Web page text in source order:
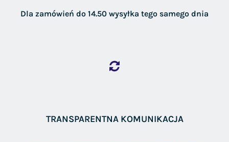
Dla zamówień do 14.50 wysyłka tego samego dnia
TRANSPARENTNA KOMUNIKACJA